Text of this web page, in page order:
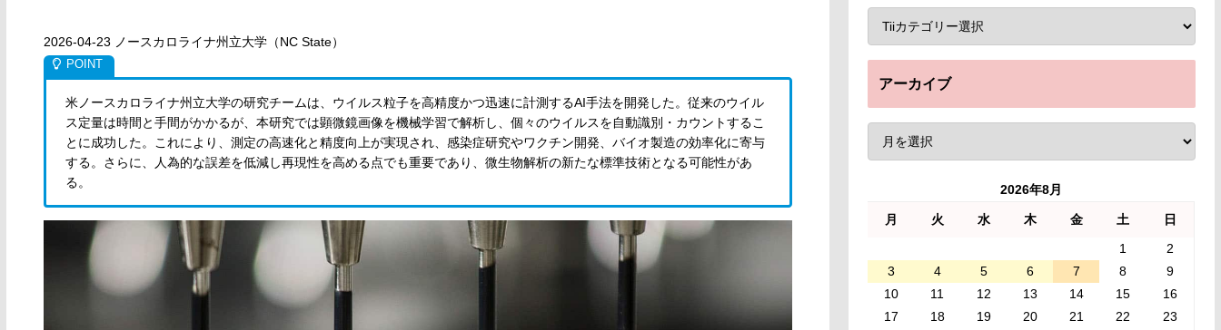
2026-04-23 ノースカロライナ州立大学（NC State）
米ノースカロライナ州立大学の研究チームは、ウイルス粒子を高精度かつ迅速に計測するAI手法を開発した。従来のウイル
ス定量は時間と手間がかかるが、本研究では顕微鏡画像を機械学習で解析し、個々のウイルスを自動識別・カウントするこ
とに成功した。これにより、測定の高速化と精度向上が実現され、感染症研究やワクチン開発、バイオ製造の効率化に寄与
する。さらに、人為的な誤差を低減し再現性を高める点でも重要であり、微生物解析の新たな標準技術となる可能性があ
る。
アーカイブ
2026年8月
月 火 水 木 金 土
日
1
2
3
4 5 6 7 8
9
10
11 12 13 14 15
16
17
18 19 20 21 22
23